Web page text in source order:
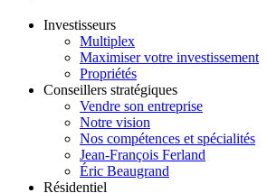
Investisseurs
Multiplex
Maximiser votre investissement
Propriétés
Conseillers stratégiques
Vendre son entreprise
Notre vision
Nos compétences et spécialités
Jean-François Ferland
Éric Beaugrand
Résidentiel